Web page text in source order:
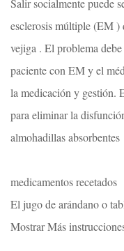
Salir socialmente puede
esclerosis múltiple (EM )
vejiga . El problema
paciente con EM y el
la medicación y gestión.
para eliminar la
almohadillas absorbentes
medicamentos recetados
El jugo de arándano o
Mostrar Más